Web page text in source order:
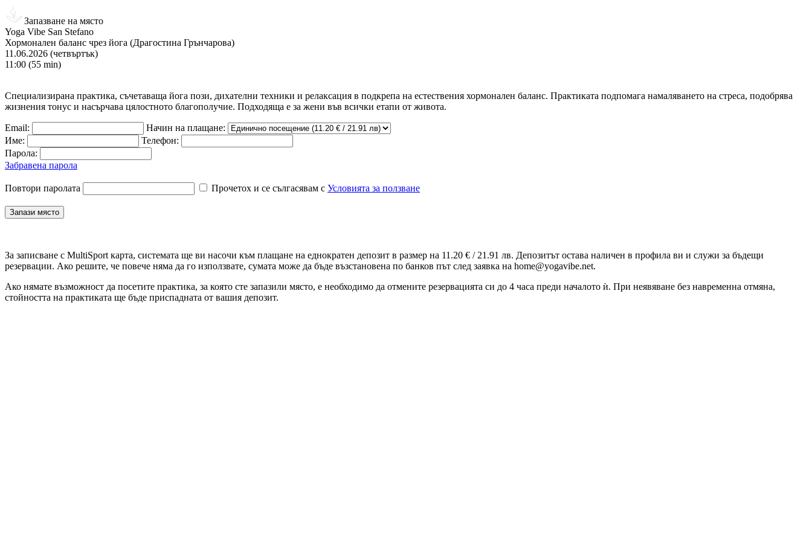
Запазване на място
Yoga Vibe San Stefano
Хормонален баланс чрез йога (Драгостина Грънчарова)
11.06.2026 (четвъртък)
11:00 (55 min)
Специализирана практика, съчетаваща йога пози, дихателни техники и релаксация в подкрепа на естествения хормонален баланс. Практиката подпомага намаляването на стреса, подобрява
жизнения тонус и насърчава цялостното благополучие. Подходяща е за жени във всички етапи от живота.
Email:
Начин на плащане:
Име:
Телефон:
Парола:
Забравена парола
Повтори паролата Прочетох и се сългасявам с Условията за ползване
За записване с MultiSport карта, системата ще ви насочи към плащане на еднократен депозит в размер на 11.20 € / 21.91 лв. Депозитът остава наличен в профила ви и служи за бъдещи
резервации. Ако решите, че повече няма да го използвате, сумата може да бъде възстановена по банков път след заявка на home@yogavibe.net.
Ако нямате възможност да посетите практика, за която сте запазили място, е необходимо да отмените резервацията си до 4 часа преди началото ѝ. При неявяване без навременна отмяна,
стойността на практиката ще бъде приспадната от вашия депозит.